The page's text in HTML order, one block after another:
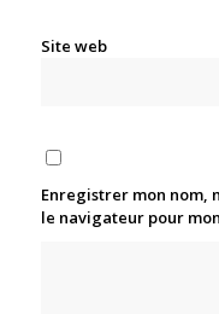
Site web
Enregistrer mon nom,
le navigateur pour